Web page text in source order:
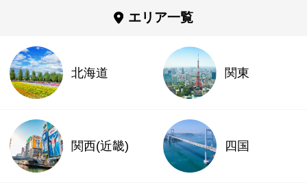
エリア一覧
北海道 関東
関西(近畿) 四国